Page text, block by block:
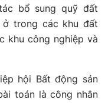
bổ sung quỹ đất
ở trong các khu đất
khu công nghiệp và
hội Bất động sản
toán là công nhân